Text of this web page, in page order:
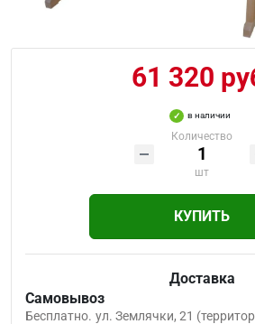
61 320
в наличии
Количество
шт
КУПИТЬ
Доставка
Самовывоз
Бесплатно. ул. Землячки, 21